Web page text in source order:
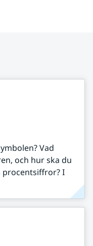
Vad
och hur ska du
I